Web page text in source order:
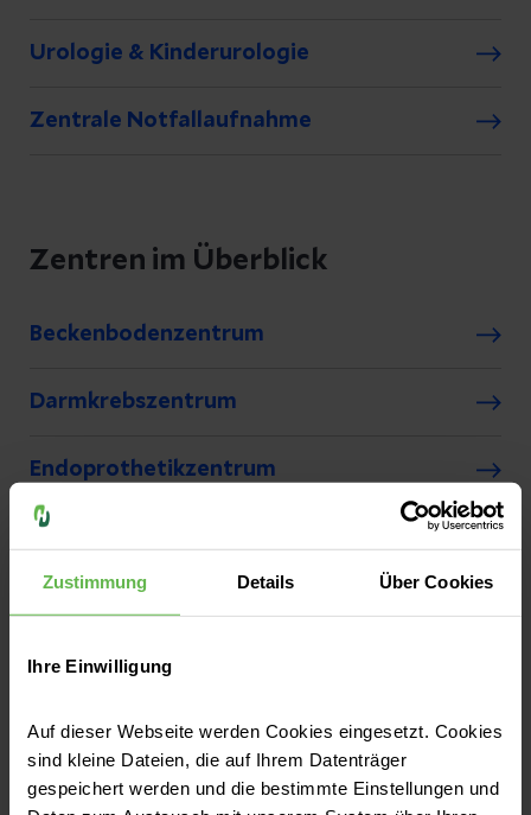
Zustimmung Details Über Cookies
Ihre Einwilligung
Auf dieser Webseite werden Cookies eingesetzt. Cookies
sind kleine Dateien, die auf Ihrem Datenträger
gespeichert werden und die bestimmte Einstellungen und
Urologie & Kinderurologie
Zentrale Notfallaufnahme
Zentren im Überblick
Beckenbodenzentrum
Darmkrebszentrum
Endoprothetikzentrum
MVZ-Praxen im
Überblick